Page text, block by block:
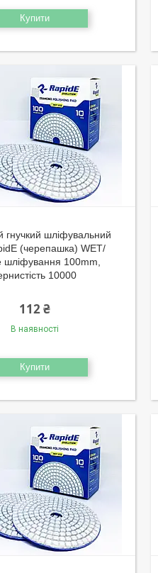
Купити
гнучкий шліфувальний
(черепашка) WET/
шліфування 100mm,
10000
112 ₴
В наявності
Купити